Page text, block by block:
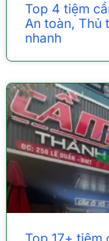
Top 4 tiệm
An toàn, Thủ
nhanh